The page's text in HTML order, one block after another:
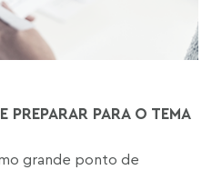
PARA O TEMA
grande ponto de